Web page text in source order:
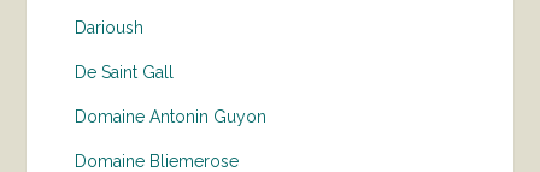
Darioush
De Saint Gall
Domaine Antonin Guyon
Domaine Bliemerose